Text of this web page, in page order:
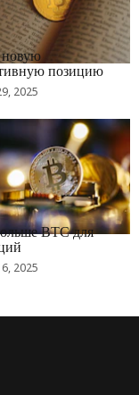
позицию
2025
BTC для
2025